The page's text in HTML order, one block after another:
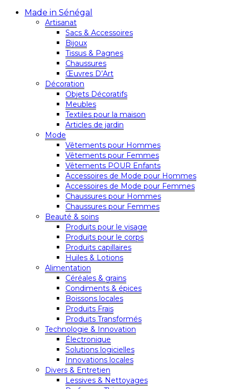
Made in Sénégal
Artisanat
Sacs & Accessoires
Bijoux
Tissus & Pagnes
Chaussures
Œuvres D’Art
Décoration
Objets Décoratifs
Meubles
Textiles pour la maison
Articles de jardin
Mode
Vêtements pour Hommes
Vêtements pour Femmes
Vêtements POUR Enfants
Accessoires de Mode pour Hommes
Accessoires de Mode pour Femmes
Chaussures pour Hommes
Chaussures pour Femmes
Beauté & soins
Produits pour le visage
Produits pour le corps
Produits capillaires
Huiles & Lotions
Alimentation
Céréales & grains
Condiments & épices
Boissons locales
Produits Frais
Produits Transformés
Technologie & Innovation
Électronique
Solutions logicielles
Innovations locales
Divers & Entretien
Lessives & Nettoyages